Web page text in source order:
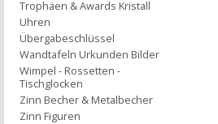
Trophäen & Awards Kristall
Uhren
Übergabeschlüssel
Wandtafeln Urkunden Bilder
Wimpel - Rossetten -
Tischglocken
Zinn Becher & Metalbecher
Zinn Figuren